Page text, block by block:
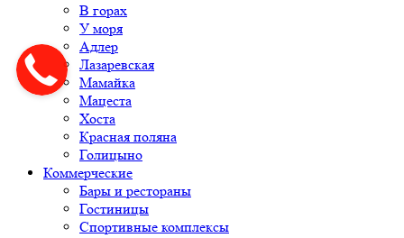
В горах
У моря
Адлер
Лазаревская
Мамайка
Мацеста
Хоста
Красная поляна
Голицыно
Коммерческие
Бары и рестораны
Гостиницы
Спортивные комплексы